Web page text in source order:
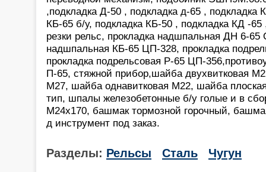
,подкладка Д-50 , подкладка д-65 , подкладка
КБ-65 б/у, подкладка КБ-50 , подкладка КД -
резки рельс, прокладка надшпальная ДН 6-65
надшпальная КБ-65 ЦП-328, прокладка
прокладка подрельсовая Р-65 ЦП-
П-65, стяжной прибор,шайба двухвитковая
М27, шайба однавитковая М22, шайба
тип, шпалы железобетонные б/у голые и в
М24х170, башмак тормозной горочный,
д инструмент под заказ.
Разделы: Рельсы Сталь Чугун